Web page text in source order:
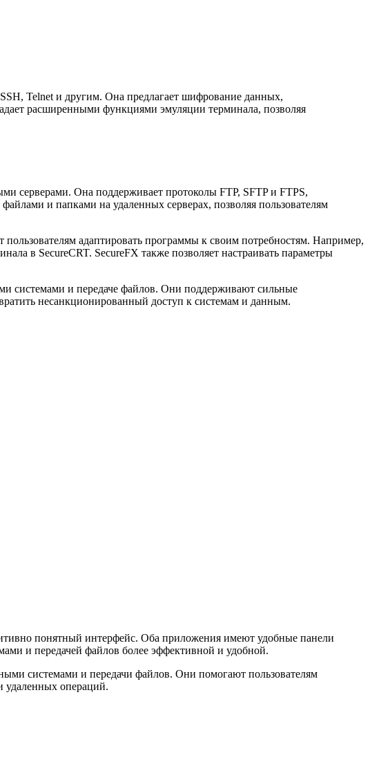
Telnet и другим. Она предлагает шифрование данных,
расширенными функциями эмуляции терминала, позволяя
серверами. Она поддерживает протоколы FTP, SFTP и FTPS,
и папками на удаленных серверах, позволяя пользователям
адаптировать программы к своим потребностям. Например,
в SecureCRT. SecureFX также позволяет настраивать параметры
системами и передаче файлов. Они поддерживают сильные
несанкционированный доступ к системам и данным.
понятный интерфейс. Оба приложения имеют удобные панели
и передачей файлов более эффективной и удобной.
системами и передачи файлов. Они помогают пользователям
удаленных операций.